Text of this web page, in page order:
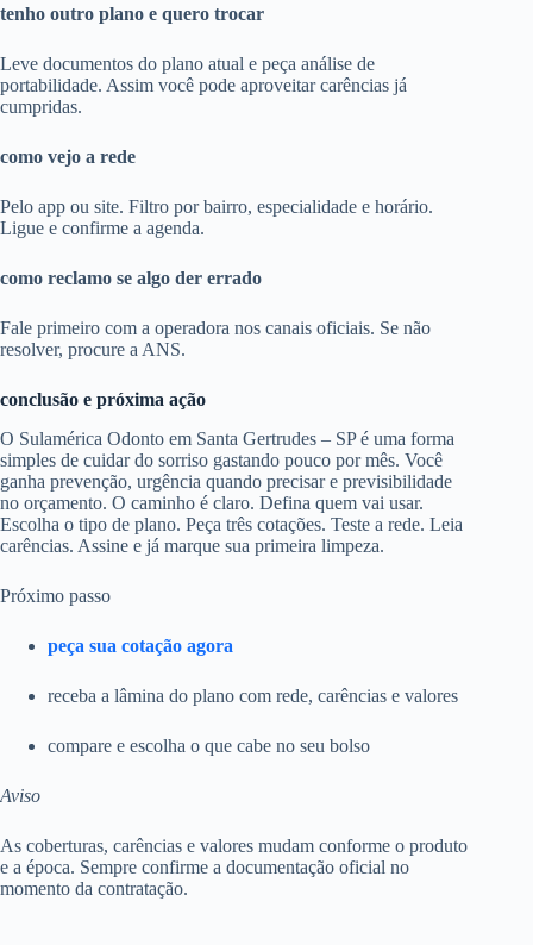
tenho outro plano e quero trocar
Leve documentos do plano atual e peça análise de
portabilidade. Assim você pode aproveitar carências já
cumpridas.
como vejo a rede
Pelo app ou site. Filtro por bairro, especialidade e horário.
Ligue e confirme a agenda.
como reclamo se algo der errado
Fale primeiro com a operadora nos canais oficiais. Se não
resolver, procure a ANS.
conclusão e próxima ação
O Sulamérica Odonto em Santa Gertrudes – SP é uma forma
simples de cuidar do sorriso gastando pouco por mês. Você
ganha prevenção, urgência quando precisar e previsibilidade
no orçamento. O caminho é claro. Defina quem vai usar.
Escolha o tipo de plano. Peça três cotações. Teste a rede. Leia
carências. Assine e já marque sua primeira limpeza.
Próximo passo
peça sua cotação agora
receba a lâmina do plano com rede, carências e valores
compare e escolha o que cabe no seu bolso
Aviso
As coberturas, carências e valores mudam conforme o produto
e a época. Sempre confirme a documentação oficial no
momento da contratação.